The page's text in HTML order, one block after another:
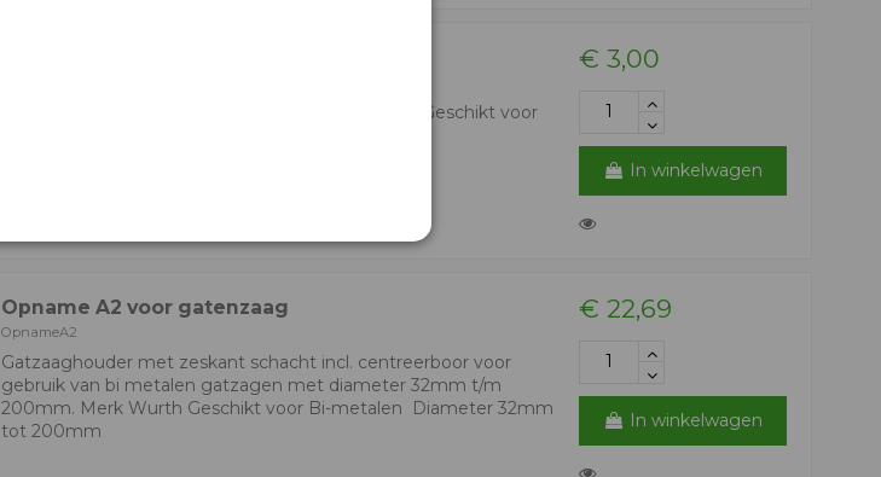
Water en schuurbestendig UV en weerbestendig Geschikt voor
€ 3,00
In winkelwagen
Opname A2 voor gatenzaag
OpnameA2
Gatzaaghouder met zeskant schacht incl. centreerboor voor
gebruik van bi metalen gatzagen met diameter 32mm t/m
200mm. Merk Wurth Geschikt voor Bi-metalen Diameter 32mm
tot 200mm
€ 22,69
In winkelwagen